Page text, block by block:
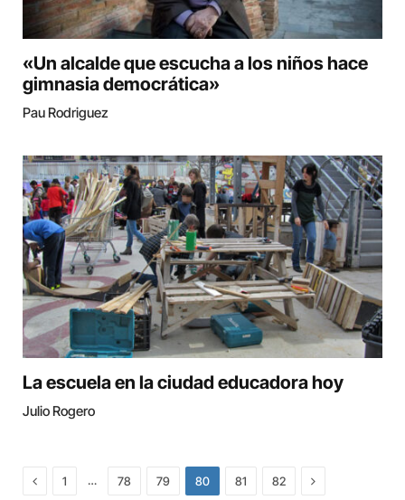
«Un alcalde que escucha a los niños hace
gimnasia democrática»
Pau Rodriguez
La escuela en la ciudad educadora hoy
Julio Rogero
Previous
1 … 78 79 80 81 82 Next